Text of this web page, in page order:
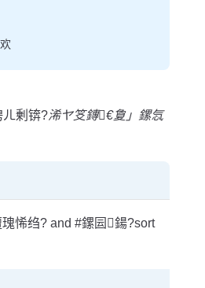
ㄦ剰锛?浠ヤ笅鏄€夐」鏍忥
悕绉? and #鏍囩鍚?sort